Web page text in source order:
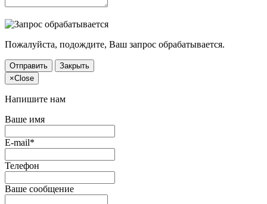
Пожалуйста, подождите, Ваш запрос обрабатывается.
Отправить
Закрыть
×Close
Напишите нам
Ваше имя
E-mail*
Телефон
Ваше сообщение